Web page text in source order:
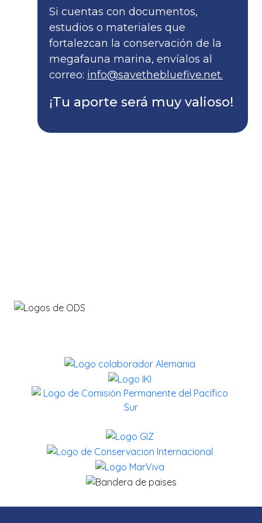
Si cuentas con documentos,
estudios o materiales que
fortalezcan la conservación de la
megafauna marina, envíalos al
correo: info@savethebluefive.net.
¡Tu aporte será muy valioso!